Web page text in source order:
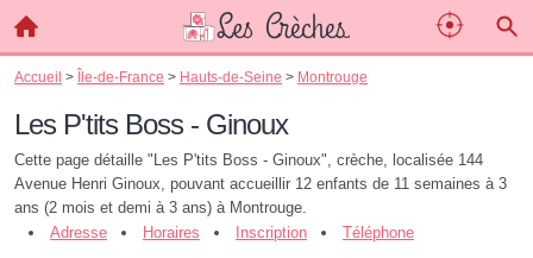
Accueil > Île-de-France > Hauts-de-Seine > Montrouge
Les P'tits Boss - Ginoux
Cette page détaille "Les P'tits Boss - Ginoux", crèche, localisée 144
Avenue Henri Ginoux, pouvant accueillir 12 enfants de 11 semaines à 3
ans (2 mois et demi à 3 ans) à Montrouge.
Adresse
Horaires Inscription Téléphone